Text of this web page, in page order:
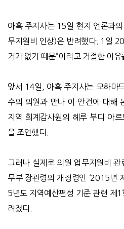
아혹 주지사는 15일 현지 언론과
무지원비 인상)은 반려했다. 1일
거가 없기 때문”이라고 거절한 이유
앞서 14일, 아혹 주지사는 모하마
수의 의원과 만나 이 안건에 대해
지역 회계감사원의 헤루 부디 아
을 조언했다.
그러나 실제로 의원 업무지원비
무부 장관령의 개정령인 ‘2015년
5년도 지역예산편성 기준 관련 제
려졌다.